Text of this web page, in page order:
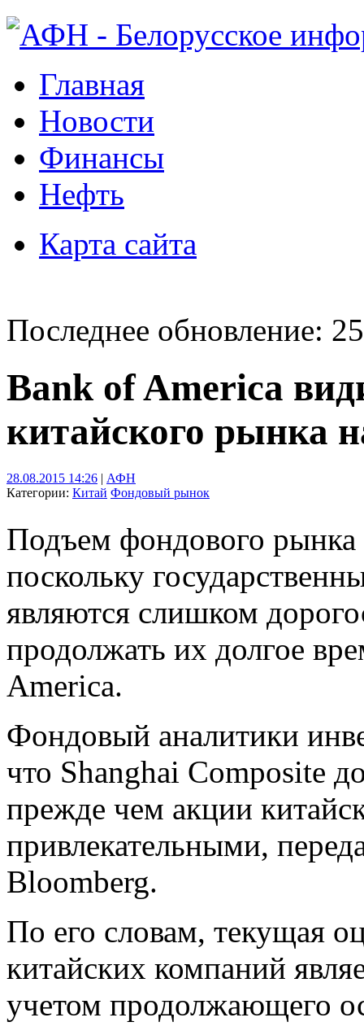
Главная
Новости
Финансы
Нефть
Карта сайта
Последнее обновление:
Bank of America
китайского рынка
28.08.2015 14:26 | АФН
Категории: Китай Фондовый рынок
Подъем фондового рынка
поскольку
являются слишком
продолжать их долгое
America.
Фондовый аналитики
что Shanghai Composite
прежде чем акции
привлекательными,
Bloomberg.
По его словам, текущая
китайских компаний
учетом продолжающего